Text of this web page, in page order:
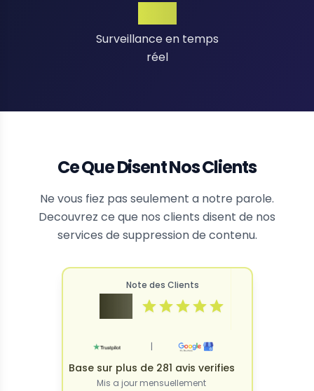
Surveillance en temps
réel
Ce Que Disent Nos Clients
Ne vous fiez pas seulement a notre parole.
Decouvrez ce que nos clients disent de nos
services de suppression de contenu.
Note des Clients
|
Base sur plus de 281 avis verifies
Mis a jour mensuellement